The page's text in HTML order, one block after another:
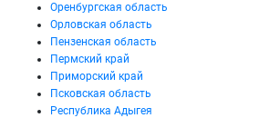
Оренбургская область
Орловская область
Пензенская область
Пермский край
Приморский край
Псковская область
Республика Адыгея